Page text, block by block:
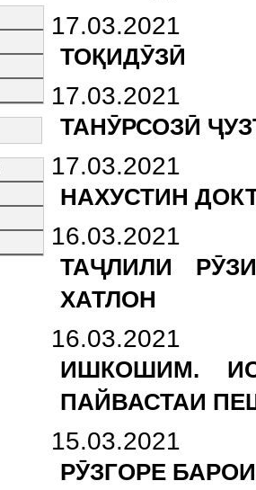
17.03.2021
ТОҚИДӮЗӢ
17.03.2021
ТАНӮРСОЗӢ
17.03.2021
НАХУСТИН
16.03.2021
ТАҶЛИЛИ
ХАТЛОН
16.03.2021
ИШКОШИМ.
ПАЙВАСТАИ
15.03.2021
РӮЗГОРЕ